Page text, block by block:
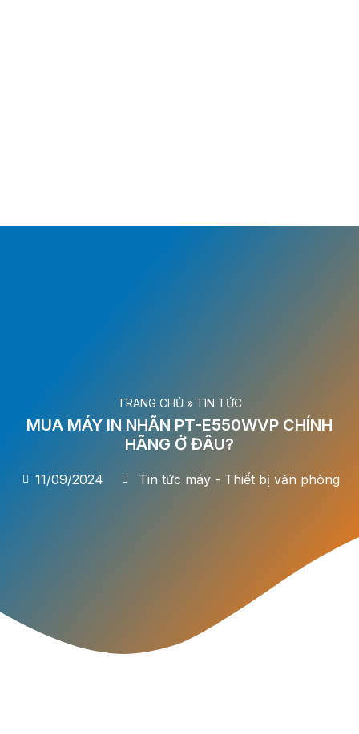
TRANG CHỦ» TIN TỨC
MUA MÁY IN NHÃN PT-E550WVP CHÍNH
HÃNG Ở ĐÂU?
11/09/2024 Tin tức máy - Thiết bị văn phòng